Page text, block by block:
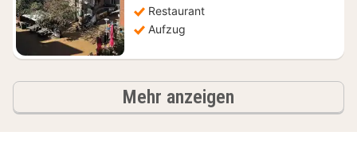
Restaurant
Aufzug
Mehr anzeigen